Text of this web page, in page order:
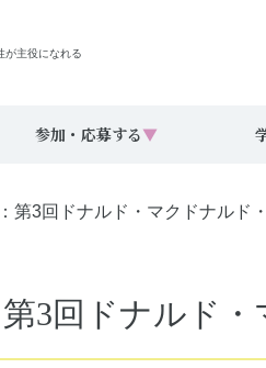
が主役になれる
参加・応募する▼
第3回ドナルド・マクドナルド
第3回ドナルド